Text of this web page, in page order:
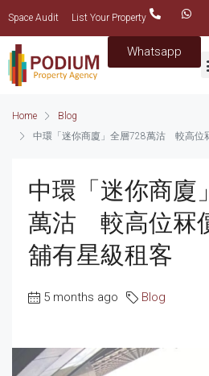
Space Audit List Your Property
Whatsapp
Home
Blog
中環「迷你商廈」全層728萬沽 較高位
中環「迷你商廈
萬沽 較高位冧
舖有星級租客
5 months ago Blog